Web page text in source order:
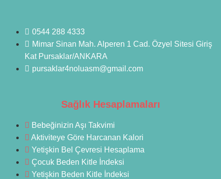
0544 288 4333
Mimar Sinan Mah. Alperen 1 Cad. Özyel Sitesi Giriş
Kat Pursaklar/ANKARA
pursaklar4noluasm@gmail.com
Sağlık Hesaplamaları
Bebeğinizin Aşı Takvimi
Aktiviteye Göre Harcanan Kalori
Yetişkin Bel Çevresi Hesaplama
Çocuk Beden Kitle İndeksi
Yetişkin Beden Kitle İndeksi